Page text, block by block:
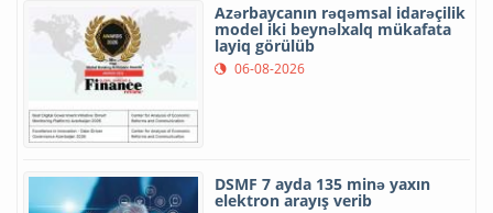
Azərbaycanın rəqəmsal idarəçilik
model iki beynəlxalq mükafata
layiq görülüb
06-08-2026
DSMF 7 ayda 135 minə yaxın
elektron arayış verib